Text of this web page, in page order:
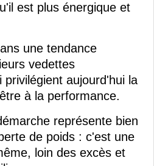
est plus énergique et
une tendance
vedettes
privilégient aujourd'hui la
à la performance.
représente bien
de poids : c'est une
loin des excès et